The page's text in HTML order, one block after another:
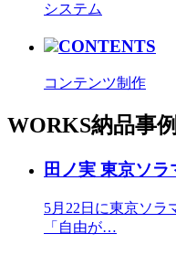
システム
CONTENTS
コンテンツ制作
WORKS納品事例
田ノ実 東京ソラ
5月22日に東京ソラ
「自由が…